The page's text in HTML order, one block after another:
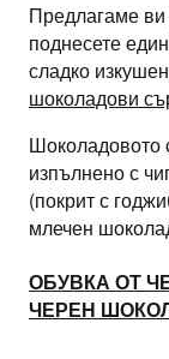
Предлагаме
поднесете
сладко
шоколадови
Шоколадовото
изпълнено с
(покрит с
млечен
ОБУВКА ОТ
ЧЕРЕН